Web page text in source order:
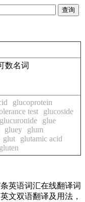
数名词
glucoprotein
test
glucoside
glucuronide
glue
gluey
glum
glut
glutamic acid
gluten
英语词汇在线翻译词
文双语翻译及用法，